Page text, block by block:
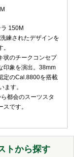
150M
練されたデザインを
状のチークコンセプ
印象を演出。38mm
定のCal.8800を搭載
ます。
都会のスーツスタ
です。
トから探す